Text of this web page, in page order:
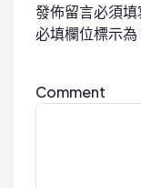
發佈留言必須
必填欄位標示為
Comment